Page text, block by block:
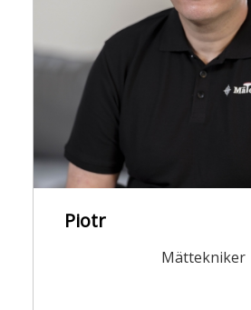
Piotr
Mättekniker